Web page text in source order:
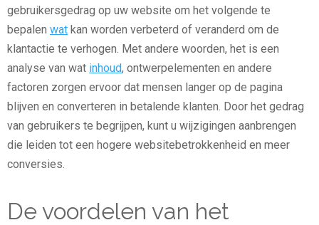
gebruikersgedrag op uw website om het volgende te
bepalen wat kan worden verbeterd of veranderd om de
klantactie te verhogen. Met andere woorden, het is een
analyse van wat inhoud, ontwerpelementen en andere
factoren zorgen ervoor dat mensen langer op de pagina
blijven en converteren in betalende klanten. Door het gedrag
van gebruikers te begrijpen, kunt u wijzigingen aanbrengen
die leiden tot een hogere websitebetrokkenheid en meer
conversies.
De voordelen van het